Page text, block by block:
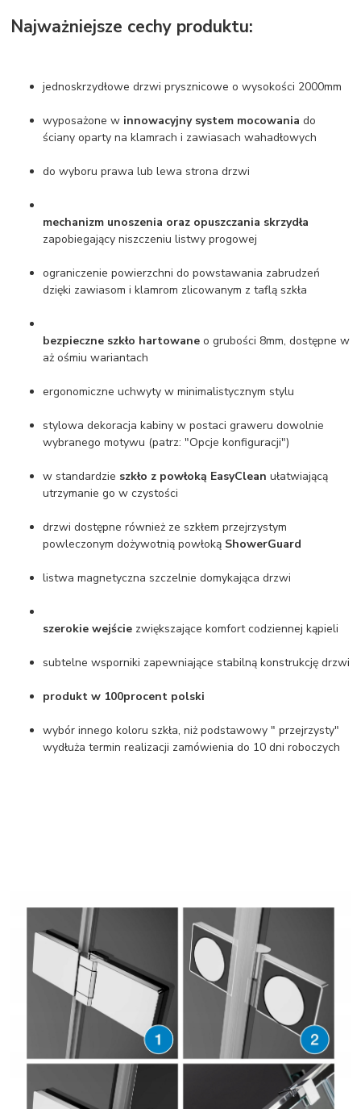
Najważniejsze cechy produktu:
jednoskrzydłowe drzwi prysznicowe o wysokości 2000mm
wyposażone w innowacyjny system mocowania do
ściany oparty na klamrach i zawiasach wahadłowych
do wyboru prawa lub lewa strona drzwi
mechanizm unoszenia oraz opuszczania skrzydła
zapobiegający niszczeniu listwy progowej
ograniczenie powierzchni do powstawania zabrudzeń
dzięki zawiasom i klamrom zlicowanym z taflą szkła
bezpieczne szkło hartowane o grubości 8mm, dostępne w
aż ośmiu wariantach
ergonomiczne uchwyty w minimalistycznym stylu
stylowa dekoracja kabiny w postaci graweru dowolnie
wybranego motywu (patrz: "Opcje konfiguracji")
w standardzie szkło z powłoką EasyClean ułatwiającą
utrzymanie go w czystości
drzwi dostępne również ze szkłem przejrzystym
powleczonym dożywotnią powłoką ShowerGuard
listwa magnetyczna szczelnie domykająca drzwi
szerokie wejście zwiększające komfort codziennej kąpieli
subtelne wsporniki zapewniające stabilną konstrukcję drzwi
produkt w 100procent polski
wybór innego koloru szkła, niż podstawowy " przejrzysty"
wydłuża termin realizacji zamówienia do 10 dni roboczych